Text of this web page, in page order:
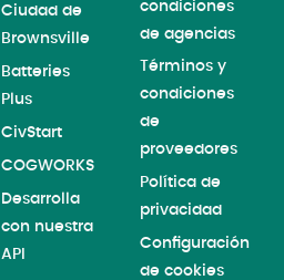
Ciudad de
Brownsville
Batteries
Plus
CivStart
COGWORKS
Desarrolla
con nuestra
API
condiciones
de agencias
Términos y
condiciones
de
proveedores
Política de
privacidad
Configuración
de cookies